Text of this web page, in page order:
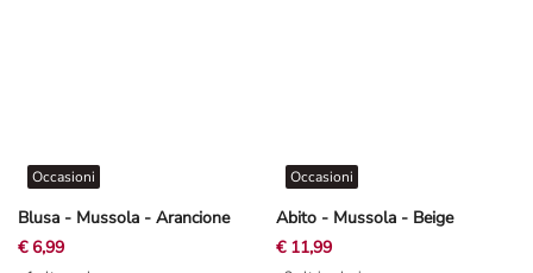
Blusa - Mussola - Arancione
Occasioni
€ 6,99
Abito - Mussola - Beige
Occasioni
€ 11,99